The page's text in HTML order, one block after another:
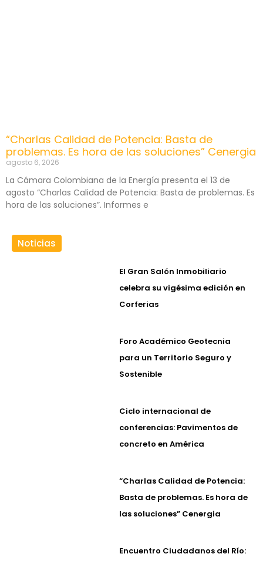
“Charlas Calidad de Potencia: Basta de
problemas. Es hora de las soluciones” Cenergia
agosto 6, 2026
La Cámara Colombiana de la Energía presenta el 13 de
agosto “Charlas Calidad de Potencia: Basta de problemas. Es
hora de las soluciones”. Informes e
Noticias
El Gran Salón Inmobiliario
celebra su vigésima edición en
Corferias
Foro Académico Geotecnia
para un Territorio Seguro y
Sostenible
Ciclo internacional de
conferencias: Pavimentos de
concreto en América
“Charlas Calidad de Potencia:
Basta de problemas. Es hora de
las soluciones” Cenergia
Encuentro Ciudadanos del Río: